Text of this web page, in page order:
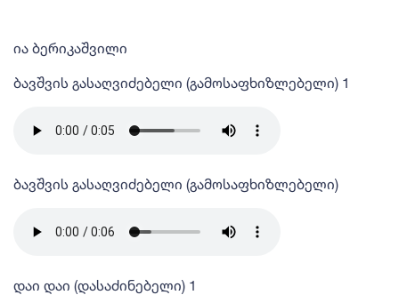
ია ბერიკაშვილი
ბავშვის გასაღვიძებელი (გამოსაფხიზლებელი) 1
ბავშვის გასაღვიძებელი (გამოსაფხიზლებელი)
დაი დაი (დასაძინებელი) 1